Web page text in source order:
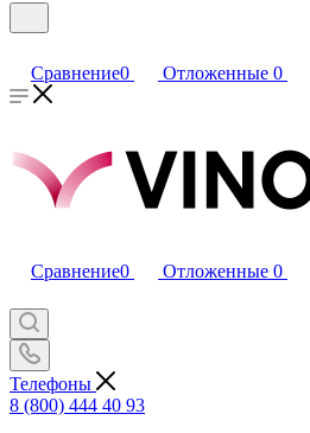
Сравнение0 Отложенные 0
Сравнение0 Отложенные 0
Телефоны
8 (800) 444 40 93